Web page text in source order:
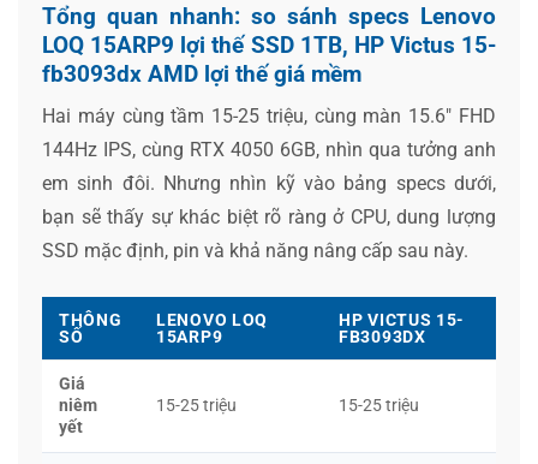
Tổng quan nhanh: so sánh specs Lenovo
LOQ 15ARP9 lợi thế SSD 1TB, HP Victus 15-
fb3093dx AMD lợi thế giá mềm
Hai máy cùng tầm 15-25 triệu, cùng màn 15.6″ FHD
144Hz IPS, cùng RTX 4050 6GB, nhìn qua tưởng anh
em sinh đôi. Nhưng nhìn kỹ vào bảng specs dưới,
bạn sẽ thấy sự khác biệt rõ ràng ở CPU, dung lượng
SSD mặc định, pin và khả năng nâng cấp sau này.
THÔNG
SỐ
LENOVO LOQ
15ARP9
HP VICTUS 15-
FB3093DX
Giá
niêm
yết
15-25 triệu 15-25 triệu